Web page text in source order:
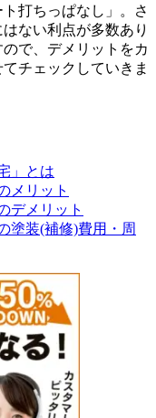
打ちっぱなし」。さ
ない利点が多数あり
で、デメリットをカ
チェックしていきま
」とは
メリット
デメリット
塗装(補修)費用・周